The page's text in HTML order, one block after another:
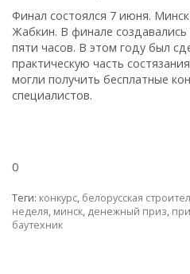
Финал состоялся 7 июня.
Жабкин. В финале
пяти часов. В этом году был
практическую часть
могли получить бесплатные
специалистов.
0
Теги: конкурс, белорусская
неделя, минск, денежный приз,
баутехник